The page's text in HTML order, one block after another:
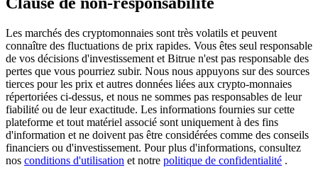
Trade Gold & Silver · 33,333 USDT Bonus
USDT New User Exclusive 10% APR
USDT Flexible Staking | Daily Rewards
Les marchés des cryptomonnaies sont très volatils et peuvent
connaître des fluctuations de prix rapides. Vous êtes seul responsable
de vos décisions d'investissement et Bitrue n'est pas responsable des
pertes que vous pourriez subir. Nous nous appuyons sur des sources
tierces pour les prix et autres données liées aux crypto-monnaies
répertoriées ci-dessus, et nous ne sommes pas responsables de leur
fiabilité ou de leur exactitude. Les informations fournies sur cette
plateforme et tout matériel associé sont uniquement à des fins
d'information et ne doivent pas être considérées comme des conseils
financiers ou d'investissement. Pour plus d'informations, consultez
nos conditions d'utilisation et notre politique de confidentialité .